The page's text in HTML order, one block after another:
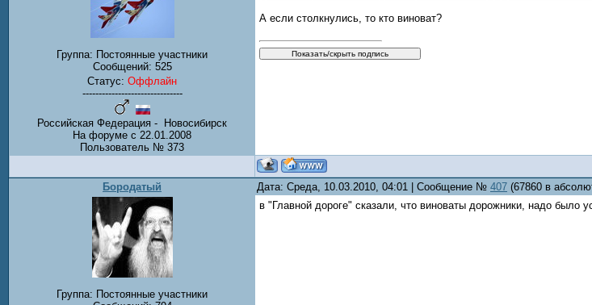
Группа: Постоянные участники
Сообщений: 525
Статус: Оффлайн
-------------------------------
Российская Федерация - Новосибирск
На форуме с 22.01.2008
Пользователь № 373
А если столкнулись, то кто виноват?
Бородатый Дата: Среда, 10.03.2010, 04:01 | Сообщение № 407 (67860 в
Группа: Постоянные участники
в "Главной дороге" сказали, что виноваты дорожники, надо было